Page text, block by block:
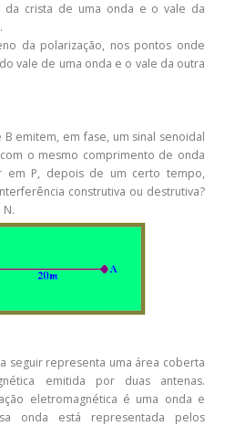
da crista de uma onda e o vale da
da polarização, nos pontos onde
vale de uma onda e o vale da outra
B emitem, em fase, um sinal senoidal
o mesmo comprimento de onda
em P, depois de um certo tempo,
construtiva ou destrutiva?
a seguir representa uma área coberta
emitida por duas antenas.
eletromagnética é uma onda e
onda está representada pelos